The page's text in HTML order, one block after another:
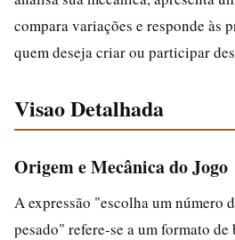
compara variações e responde às
quem deseja criar ou participar
Visao Detalhada
Origem e Mecânica do Jogo
A expressão "escolha um número
pesado" refere-se a um formato